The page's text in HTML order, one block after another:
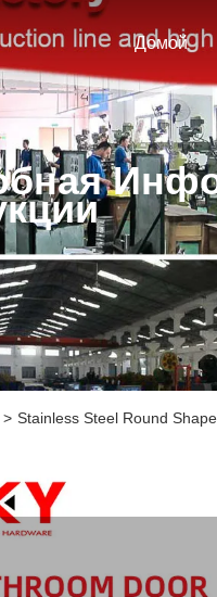
Домой
> Stainless Steel Round